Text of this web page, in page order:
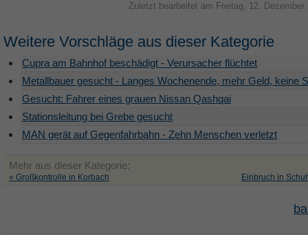
Zuletzt bearbeitet am Freitag, 12. Dezember
Weitere Vorschläge aus dieser Kategorie
Cupra am Bahnhof beschädigt - Verursacher flüchtet
Metallbauer gesucht - Langes Wochenende, mehr Geld, keine
Gesucht: Fahrer eines grauen Nissan Qashqai
Stationsleitung bei Grebe gesucht
MAN gerät auf Gegenfahrbahn - Zehn Menschen verletzt
Mehr aus dieser Kategorie:
« Großkontrolle in Korbach Einbruch in